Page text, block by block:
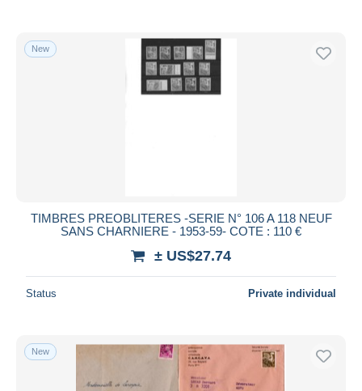
New
TIMBRES PREOBLITERES -SERIE N° 106 A 118 NEUF
SANS CHARNIERE - 1953-59- COTE : 110 €
± US$27.74
Status Private individual
New